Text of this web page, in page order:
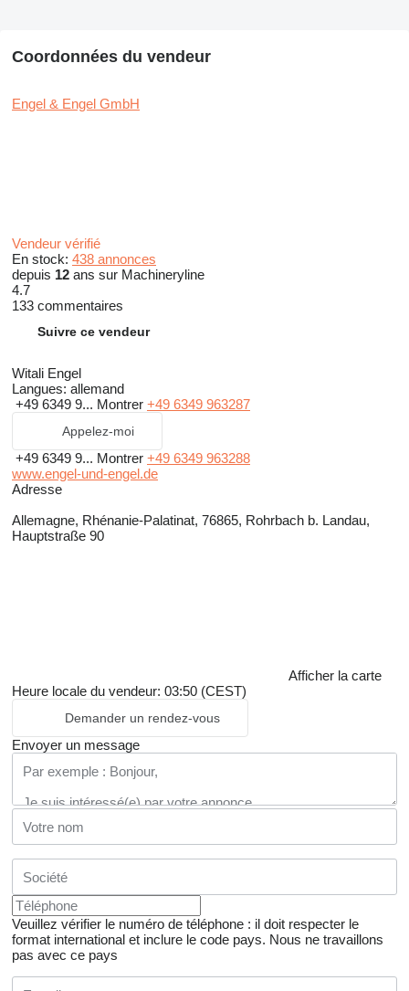
Coordonnées du vendeur
Engel & Engel GmbH
Vendeur vérifié
En stock: 438 annonces
depuis 12 ans sur Machineryline
4.7
133 commentaires
Suivre ce vendeur
Witali Engel
Langues: allemand
+49 6349 9... Montrer +49 6349 963287
Appelez-moi
+49 6349 9... Montrer +49 6349 963288
www.engel-und-engel.de
Adresse
Allemagne, Rhénanie-Palatinat, 76865, Rohrbach b. Landau,
Hauptstraße 90
Afficher la carte
Heure locale du vendeur: 03:50 (CEST)
Demander un rendez-vous
Envoyer un message
Veuillez vérifier le numéro de téléphone : il doit respecter le
format international et inclure le code pays. Nous ne travaillons
pas avec ce pays